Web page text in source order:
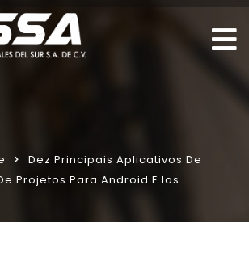
Dez Principais Aplicativos De
Projetos Para Android E Ios